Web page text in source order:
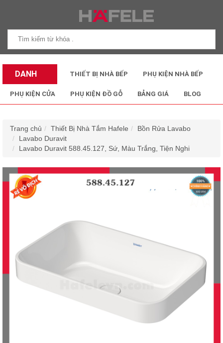
DANH
MỤC SẢN
THIẾT BỊ NHÀ BẾP PHỤ KIỆN NHÀ BẾP
PHỤ KIỆN CỬA PHỤ KIỆN ĐỒ GỖ BẢNG GIÁ BLOG
Trang chủ Thiết Bị Nhà Tắm Hafele
Bồn Rửa Lavabo
Lavabo Duravit
Lavabo Duravit 588.45.127, Sứ, Màu Trắng, Tiện Nghi